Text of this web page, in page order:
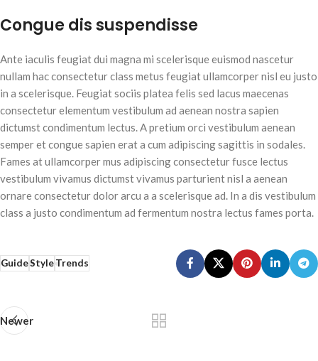
Congue dis suspendisse
Ante iaculis feugiat dui magna mi scelerisque euismod nascetur
nullam hac consectetur class metus feugiat ullamcorper nisl eu justo
in a scelerisque. Feugiat sociis platea felis sed lacus maecenas
consectetur elementum vestibulum ad aenean nostra sapien
dictumst condimentum lectus. A pretium orci vestibulum aenean
semper et congue sapien erat a cum adipiscing sagittis in sodales.
Fames at ullamcorper mus adipiscing consectetur fusce lectus
vestibulum vivamus dictumst vivamus parturient nisl a aenean
ornare consectetur dolor arcu a a scelerisque ad. In a dis vestibulum
class a justo condimentum ad fermentum nostra lectus fames porta.
GuideStyleTrends
Newer